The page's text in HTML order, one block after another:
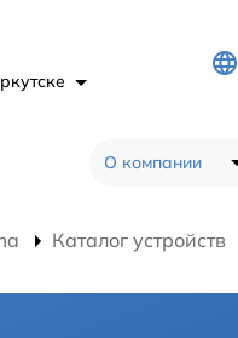
О компании
Каталог устройств